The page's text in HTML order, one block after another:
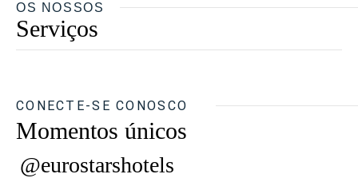
OS NOSSOS
Serviços
CONECTE-SE CONOSCO
Momentos únicos
@eurostarshotels